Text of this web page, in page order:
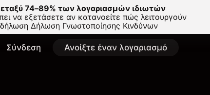
74–89% των λογαριασμών ιδιωτών
να εξετάσετε αν κατανοείτε πώς λειτουργούν
Δήλωση Γνωστοποίησης Κινδύνων
Σύνδεση Ανοίξτε έναν λογαριασμό